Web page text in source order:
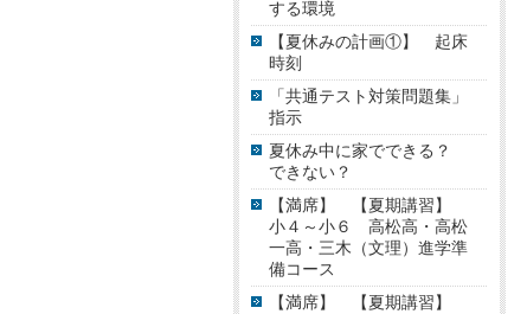
する環境
【夏休みの計画①】 起床
時刻
「共通テスト対策問題集」
指示
夏休み中に家でできる？
できない？
【満席】 【夏期講習】
小４～小６ 高松高・高松
一高・三木（文理）進学準
備コース
【満席】 【夏期講習】